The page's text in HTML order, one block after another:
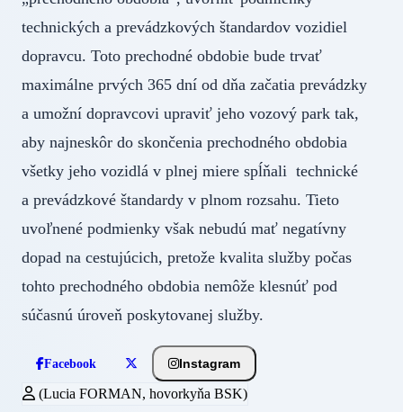
technických a prevádzkových štandardov vozidiel
dopravcu. Toto prechodné obdobie bude trvať
maximálne prvých 365 dní od dňa začatia prevádzky
a umožní dopravcovi upraviť jeho vozový park tak,
aby najneskôr do skončenia prechodného obdobia
všetky jeho vozidlá v plnej miere spĺňali technické
a prevádzkové štandardy v plnom rozsahu. Tieto
uvoľnené podmienky však nebudú mať negatívny
dopad na cestujúcich, pretože kvalita služby počas
tohto prechodného obdobia nemôže klesnúť pod
súčasnú úroveň poskytovanej služby.
Facebook Instagram
(Lucia FORMAN, hovorkyňa BSK)